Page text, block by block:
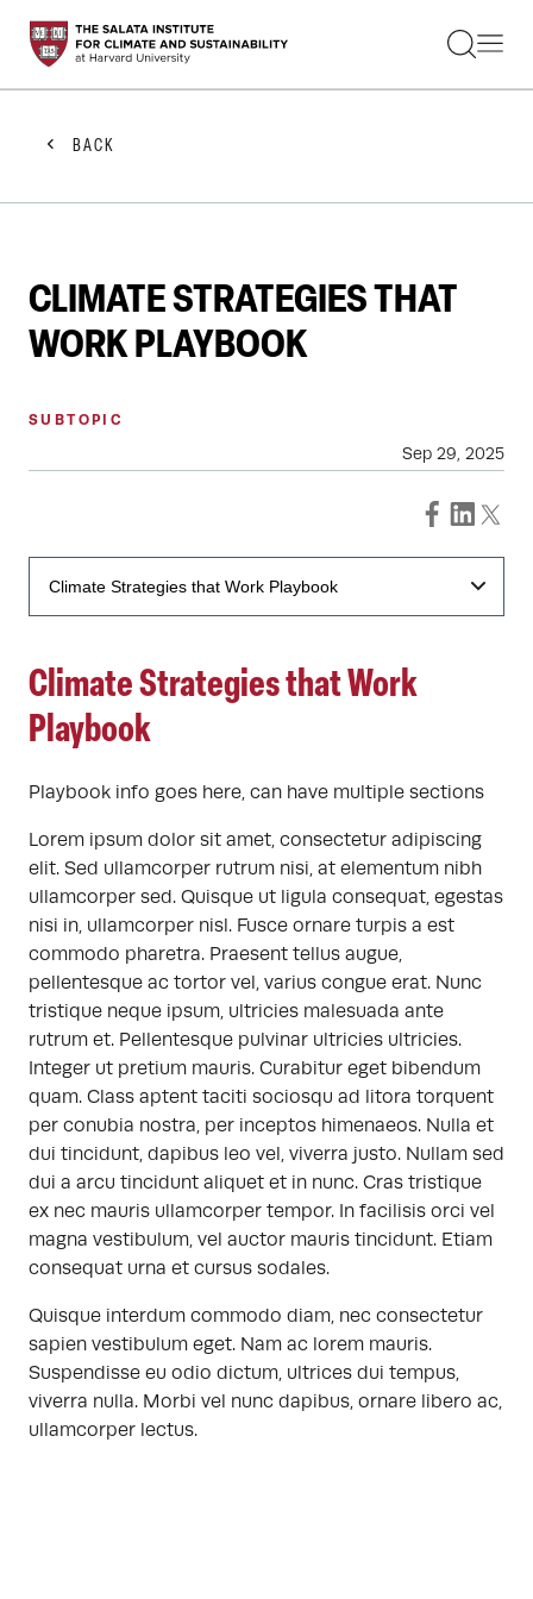
STUDENTS
FACULTY
PRACTITIONERS
GET INVOLVED
ABOUT US
BACK
CLIMATE STRATEGIES THAT
WORK PLAYBOOK
SUBTOPIC
Sep 29, 2025
Climate Strategies that Work
Playbook
Playbook info goes here, can have multiple sections
Lorem ipsum dolor sit amet, consectetur adipiscing
elit. Sed ullamcorper rutrum nisi, at elementum nibh
ullamcorper sed. Quisque ut ligula consequat, egestas
nisi in, ullamcorper nisl. Fusce ornare turpis a est
commodo pharetra. Praesent tellus augue,
pellentesque ac tortor vel, varius congue erat. Nunc
tristique neque ipsum, ultricies malesuada ante
rutrum et. Pellentesque pulvinar ultricies ultricies.
Integer ut pretium mauris. Curabitur eget bibendum
quam. Class aptent taciti sociosqu ad litora torquent
per conubia nostra, per inceptos himenaeos. Nulla et
dui tincidunt, dapibus leo vel, viverra justo. Nullam sed
dui a arcu tincidunt aliquet et in nunc. Cras tristique
ex nec mauris ullamcorper tempor. In facilisis orci vel
magna vestibulum, vel auctor mauris tincidunt. Etiam
consequat urna et cursus sodales.
Quisque interdum commodo diam, nec consectetur
sapien vestibulum eget. Nam ac lorem mauris.
Suspendisse eu odio dictum, ultrices dui tempus,
viverra nulla. Morbi vel nunc dapibus, ornare libero ac,
ullamcorper lectus.